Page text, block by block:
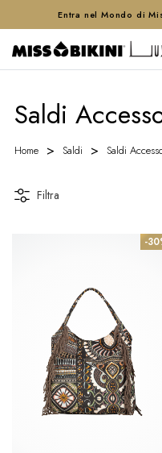
Entra nel Mondo di
Saldi
Home Saldi Saldi
Filtra
-